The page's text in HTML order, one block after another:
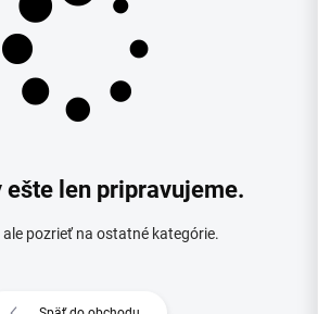
ešte len pripravujeme.
ale pozrieť na ostatné kategórie.